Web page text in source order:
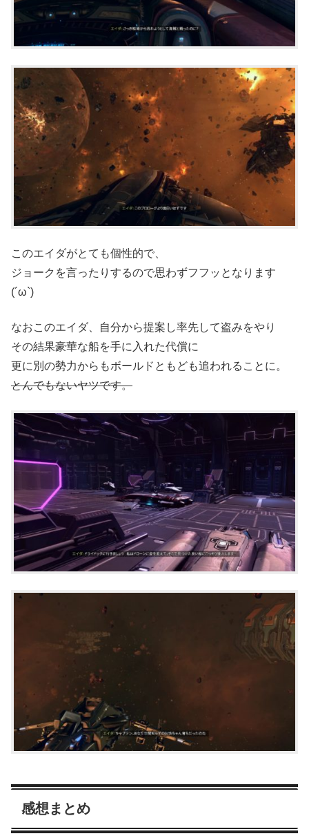
このエイダがとても個性的で、
ジョークを言ったりするので思わずフフッとなります
(´ω`)
なおこのエイダ、自分から提案し率先して盗みをやり
その結果豪華な船を手に入れた代償に
更に別の勢力からもボールドともども追われることに。
とんでもないヤツです。
感想まとめ